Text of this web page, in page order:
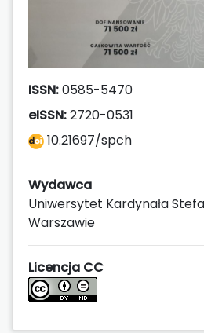
ISSN:0585-5470
eISSN:2720-0531
10.21697/spch
Wydawca
Uniwersytet Kardynała
Warszawie
Licencja CC